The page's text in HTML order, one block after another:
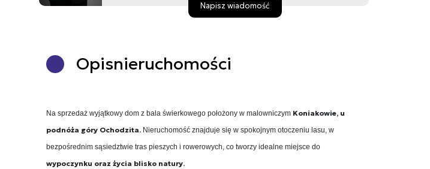
Napisz wiadomość
Opisnieruchomości
Na sprzedaż wyjątkowy dom z bala świerkowego położony w malowniczym Koniakowie, u
podnóża góry Ochodzita. Nieruchomość znajduje się w spokojnym otoczeniu lasu, w
bezpośrednim sąsiedztwie tras pieszych i rowerowych, co tworzy idealne miejsce do
wypoczynku oraz życia blisko natury.